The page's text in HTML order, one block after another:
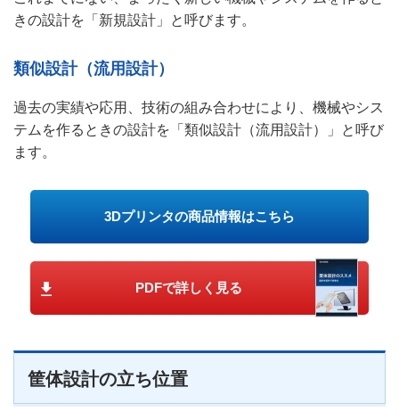
きの設計を「新規設計」と呼びます。
類似設計（流用設計）
過去の実績や応用、技術の組み合わせにより、機械やシス
テムを作るときの設計を「類似設計（流用設計）」と呼び
ます。
3Dプリンタの商品情報はこちら
PDFで詳しく見る
筐体設計の立ち位置